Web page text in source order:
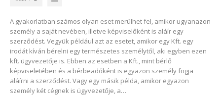
A gyakorlatban számos olyan eset merülhet fel, amikor ugyanazon
személy a saját nevében, illetve képviselőként is aláír egy
szerződést. Vegyük például azt az esetet, amikor egy Kft. egy
irodát kíván bérelni egy természetes személytől, aki egyben ezen
kft. ügyvezetője is. Ebben az esetben a Kft., mint bérlő
képviseletében és a bérbeadóként is egyazon személy fogja
aláírni a szerződést. Vagy egy másik példa, amikor egyazon
személy két cégnek is ügyvezetője, a…